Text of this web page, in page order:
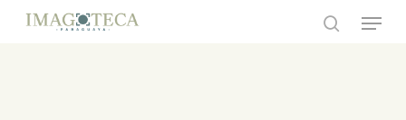
Menu